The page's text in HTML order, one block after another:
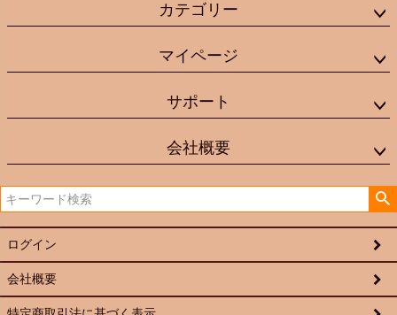
カテゴリー
マイページ
サポート
会社概要
ログイン
会社概要